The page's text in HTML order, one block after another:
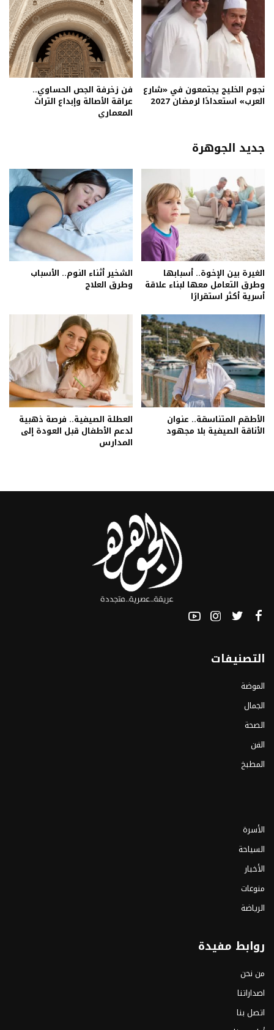
نجوم الخليج يجتمعون في «شارع
العرب» استعدادًا لرمضان 2027
فن زخرفة الجص الحساوي..
عراقة الأصالة وإبداع التراث
المعماري
جديد الجوهرة
الغيرة بين الإخوة.. أسبابها
وطرق التعامل معها لبناء علاقة
أسرية أكثر استقرارًا
الشخير أثناء النوم.. الأسباب
وطرق العلاج
الأطقم المتناسقة.. عنوان
الأناقة الصيفية بلا مجهود
العطلة الصيفية.. فرصة ذهبية
لدعم الأطفال قبل العودة إلى
المدارس
التصنيفات
الموضة
الجمال
الصحة
الفن
المطبخ
الأسرة
السياحة
الأخبار
منوعات
الرياضة
روابط مفيدة
من نحن
اصداراتنا
اتصل بنا